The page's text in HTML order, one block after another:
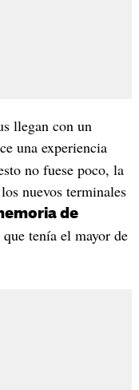
llegan con un
una experiencia
no fuese poco, la
nuevos terminales
de
tenía el mayor de